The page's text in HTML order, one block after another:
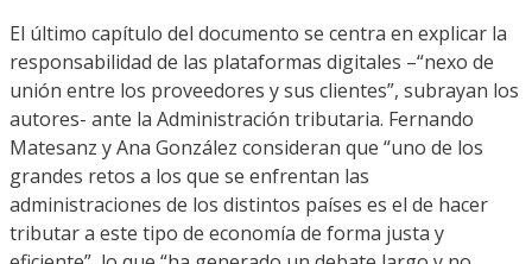
El último capítulo del documento se centra en explicar la
responsabilidad de las plataformas digitales –“nexo de
unión entre los proveedores y sus clientes”, subrayan los
autores- ante la Administración tributaria. Fernando
Matesanz y Ana González consideran que “uno de los
grandes retos a los que se enfrentan las
administraciones de los distintos países es el de hacer
tributara este tipo de economía de forma justa y